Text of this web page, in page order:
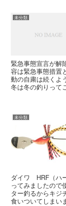
未分類
緊急事態宣言が解
容は緊急事態措置
動の自粛は続く
冬は冬の釣りって
未分類
ダイワ HRF（ハ
ってみましたので
ター釣るからキジ
食いついてしまい